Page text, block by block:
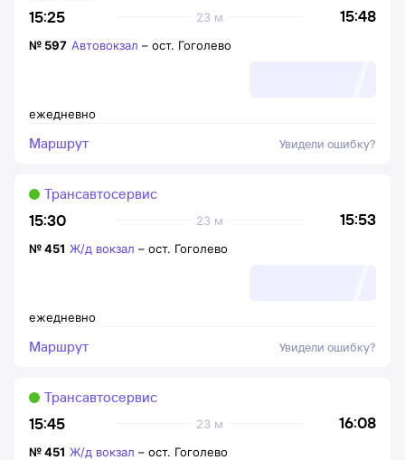
15:25 15:48
23 м
ежедневно
№ 597 Автовокзал – ост. Гоголево
Маршрут Увидели ошибку?
15:30 15:53
23 м
Трансавтосервис
ежедневно
№451 Ж/д вокзал – ост. Гоголево
Маршрут Увидели ошибку?
15:45 16:08
23 м
Трансавтосервис
№451 Ж/д вокзал – ост. Гоголево